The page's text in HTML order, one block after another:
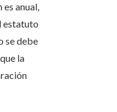
anual,
estatuto
se debe
la